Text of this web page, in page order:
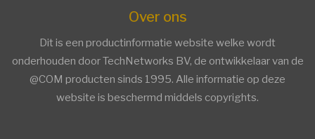
Over ons
Dit is een productinformatie website welke wordt
onderhouden door TechNetworks BV, de ontwikkelaar van de
@COM producten sinds 1995. Alle informatie op deze
website is beschermd middels copyrights.